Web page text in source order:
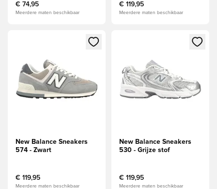
€ 74,95
Meerdere maten beschikbaar
€ 119,95
Meerdere maten beschikbaar
Opent een venster om in te loggen of je aan te melden als
New Balance Sneakers
574 - Zwart
€ 119,95
Meerdere maten beschikbaar
Opent een venster om in te
New Balance Sneakers
530 - Grijze stof
€ 119,95
Meerdere maten beschikbaar